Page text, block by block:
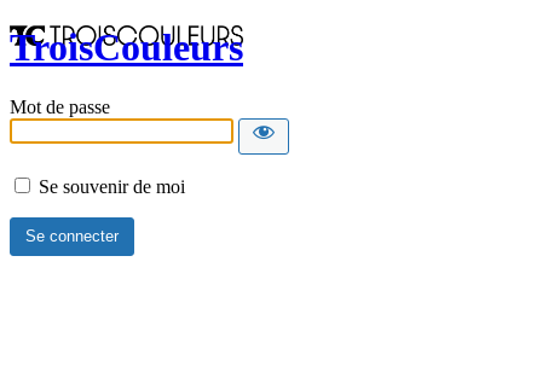
TroisCouleurs
Mot de passe
Se souvenir de moi